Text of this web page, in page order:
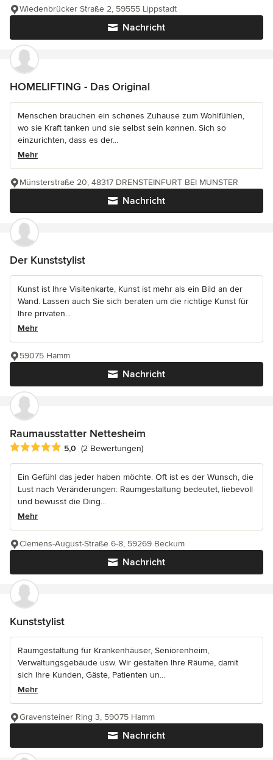
Nachricht
Wiedenbrücker Straße 2, 59555 Lippstadt
HOMELIFTING - Das Original
Menschen brauchen ein schønes Zuhause zum Wohlfühlen,
wo sie Kraft tanken und sie selbst sein kønnen. Sich so
einzurichten, dass es der...
Mehr
Nachricht
Münsterstraße 20, 48317 DRENSTEINFURT BEI MÜNSTER
Der Kunststylist
Kunst ist Ihre Visitenkarte, Kunst ist mehr als ein Bild an der
Wand. Lassen auch Sie sich beraten um die richtige Kunst für
Ihre privaten...
Mehr
Nachricht
59075 Hamm
Raumausstatter Nettesheim
Durchschnittliche Bewertung: 5 von 5 Sternen
5,0 (2 Bewertungen)
Ein Gefühl das jeder haben möchte. Oft ist es der Wunsch, die
Lust nach Veränderungen: Raumgestaltung bedeutet, liebevoll
und bewusst die Ding...
Mehr
Nachricht
Clemens-August-Straße 6-8, 59269 Beckum
Kunststylist
Raumgestaltung für Krankenhäuser, Seniorenheim,
Verwaltungsgebäude usw. Wir gestalten Ihre Räume, damit
sich Ihre Kunden, Gäste, Patienten un...
Mehr
Nachricht
Gravensteiner Ring 3, 59075 Hamm